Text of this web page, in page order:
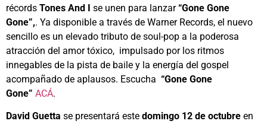
récords Tones And I se unen para lanzar“Gone Gone
Gone”,. Ya disponible a través de Warner Records, el nuevo
sencillo es un elevado tributo de soul-pop a la poderosa
atracción del amor tóxico, impulsado por los ritmos
innegables de la pista de baile y la energía del gospel
acompañado de aplausos. Escucha “Gone Gone
Gone” ACÁ.
David Guetta se presentará este domingo 12 de octubre en